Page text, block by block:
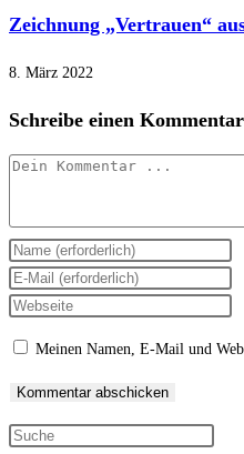
Zeichnung „Vertrauen“
8. März 2022
Schreibe einen Kommentar
Kommentieren
Gib
deinen
Namen
zum
ein
Gib
deine
Adresse
Kommentieren
Gib
URL
(optional)
Meinen Namen, E-Mail und